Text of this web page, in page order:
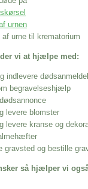
urnen
af urne til krematorium
vi at hjælpe med:
indlevere
begravelseshjælp
levere blomster
levere kranse og
gravsted og bestille
så hjælper vi